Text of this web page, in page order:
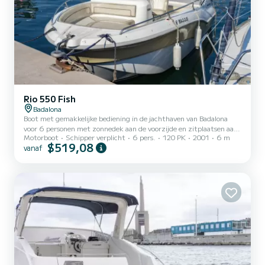
Rio 550 Fish
Badalona
Boot met gemakkelijke bediening in de jachthaven van Badalona
voor 6 personen met zonnedek aan de voorzijde en zitplaatsen aan
de achterzijde. Luifel en draagbare koelbox beschikbaar. Optionele
schipper: Halve dag - 50EUR Hele dag - 80EUR
Motorboot Schipper verplicht 6 pers. 120 PK 2001 6 m
vanaf $519,08